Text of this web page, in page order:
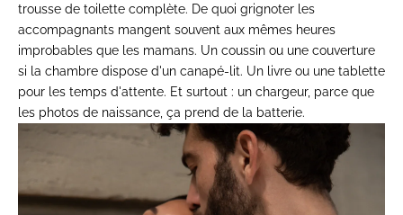
trousse de toilette complète. De quoi grignoter les
accompagnants mangent souvent aux mêmes heures
improbables que les mamans. Un coussin ou une couverture
si la chambre dispose d'un canapé-lit. Un livre ou une tablette
pour les temps d'attente. Et surtout : un chargeur, parce que
les photos de naissance, ça prend de la batterie.